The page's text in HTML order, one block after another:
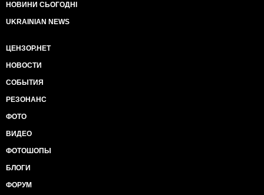
НОВИНИ СЬОГОДНІ
UKRAINIAN NEWS
ЦЕНЗОР.НЕТ
НОВОСТИ
СОБЫТИЯ
РЕЗОНАНС
ФОТО
ВИДЕО
ФОТОШОПЫ
БЛОГИ
ФОРУМ